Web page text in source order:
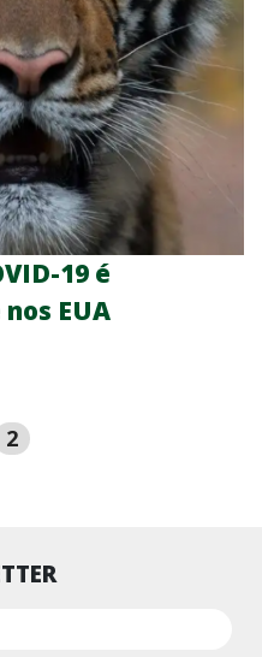
19 é
EUA
2